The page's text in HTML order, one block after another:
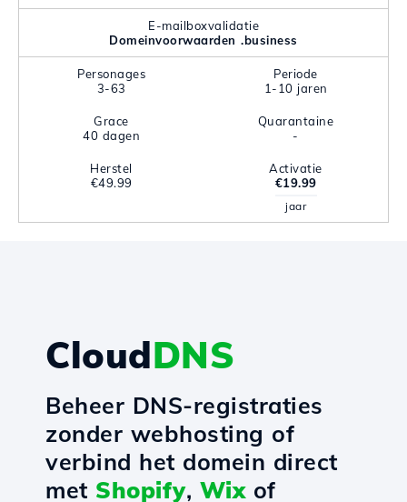
E-mailboxvalidatie
Domeinvoorwaarden .business
Personages
3-63
Periode
1-10 jaren
Grace
40 dagen
Quarantaine
-
Herstel
€49.99
Activatie
€19.99
jaar
CloudDNS
Beheer DNS-registraties
zonder webhosting of
verbind het domein direct
met Shopify, Wixof